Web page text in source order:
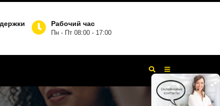
Рабочий час
Пн - Пт 08:00 - 17:00